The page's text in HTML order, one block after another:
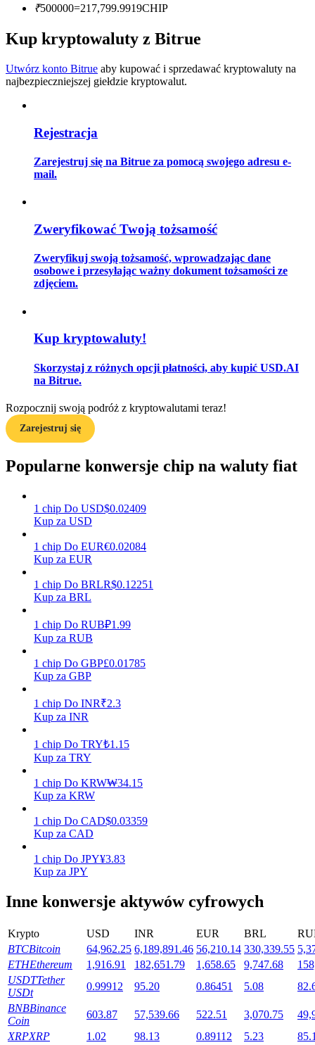
Analiza Big Data, w tym informacje handlowe itp.
Przewodnik
Przewodnik dla początkujących dotyczący kontraktów futures
Dowiedz się, jak zachować rentowność
Zarabiać
Codziennie zdobywaj konkurencyjne nagrody
Stawianie
Wysokie zyski i natychmiastowy dostęp
Launchpool
Elastyczne stawianie zakładów, aby zarabiać na popularnych
tokenach
₹500000=217,799.9919CHIP
Kup kryptowaluty z Bitrue
Utwórz konto Bitrue aby kupować i sprzedawać kryptowaluty na
najbezpieczniejszej giełdzie kryptowalut.
Rejestracja
Zarejestruj się na Bitrue za pomocą swojego adresu e-
mail.
Zweryfikować Twoją tożsamość
Zweryfikuj swoją tożsamość, wprowadzając dane
osobowe i przesyłając ważny dokument tożsamości ze
zdjęciem.
Kup kryptowaluty!
Skorzystaj z różnych opcji płatności, aby kupić USD.AI
na Bitrue.
Rozpocznij swoją podróż z kryptowalutami teraz!
Zarejestruj się
Popularne konwersje chip na waluty fiat
1 chip Do USD$0.02409
Kup za USD
1 chip Do EUR€0.02084
Kup za EUR
1 chip Do BRLR$0.12251
Kup za BRL
1 chip Do RUB₽1.99
Kup za RUB
1 chip Do GBP£0.01785
Kup za GBP
1 chip Do INR₹2.3
Kup za INR
1 chip Do TRY₺1.15
Kup za TRY
1 chip Do KRW₩34.15
Kup za KRW
1 chip Do CAD$0.03359
Kup za CAD
1 chip Do JPY¥3.83
Kup za JPY
Inne konwersje aktywów cyfrowych
Krypto USD INR EUR BRL
BTCBitcoin 64,962.25 6,189,891.46 56,210.14 330,339.55
ETHEthereum 1,916.91 182,651.79 1,658.65 9,747.68
USDTTether
USDt
0.99912 95.20 0.86451 5.08
BNBBinance
Coin
603.87 57,539.66 522.51 3,070.75
XRPXRP 1.02 98.13 0.89112 5.23